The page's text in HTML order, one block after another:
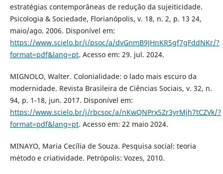
estratégias contemporâneas de redução da sujeiticidade.
Psicologia & Sociedade, Florianópolis, v. 18, n. 2, p. 13 24,
maio/ago. 2006. Disponível em:
https://www.scielo.br/j/psoc/a/dvGnmB9JHnKR5gf7gFddNKr/?
format=pdf&lang=pt. Acesso em: 29. jul. 2024.
MIGNOLO, Walter. Colonialidade: o lado mais escuro da
modernidade. Revista Brasileira de Ciências Sociais, v. 32, n.
94, p. 1-18, jun. 2017. Disponível em:
https://www.scielo.br/j/rbcsoc/a/nKwQNPrx5Zr3yrMjh7tCZVk/?
format=pdf&lang=pt. Acesso em: 22 maio 2024.
MINAYO, Maria Cecília de Souza. Pesquisa social: teoria
método e criatividade. Petrópolis: Vozes, 2010.